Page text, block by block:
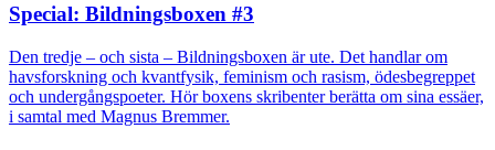
Special: Bildningsboxen #3
Den tredje – och sista – Bildningsboxen är ute. Det handlar om
havsforskning och kvantfysik, feminism och rasism, ödesbegreppet
och undergångspoeter. Hör boxens skribenter berätta om sina essäer,
i samtal med Magnus Bremmer.